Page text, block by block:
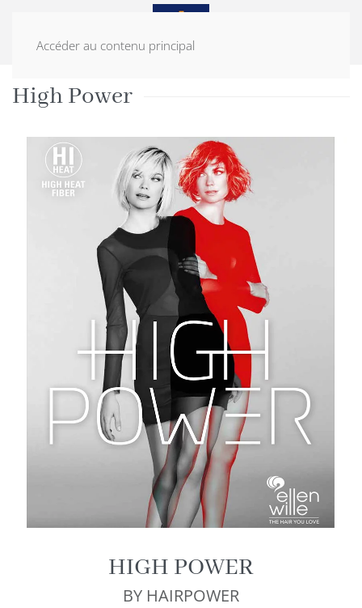
Accéder au contenu principal
High Power
HIGH POWER
BY HAIRPOWER